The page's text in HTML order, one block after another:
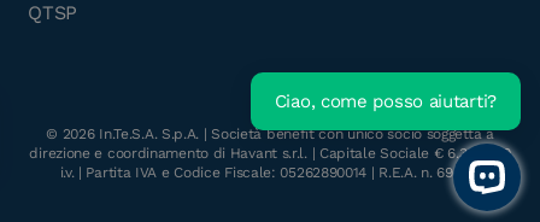
l'e-Book gratuito
QTSP
© 2026In.Te.S.A. S.p.A. | Società benefit con unico socio soggetta a
direzione e coordinamento di Havant s.r.l. | Capitale Sociale € 6.300.000
i.v. | Partita IVA e Codice Fiscale: 05262890014 | R.E.A. n. 696117
Open
Ciao, come posso aiutarti?